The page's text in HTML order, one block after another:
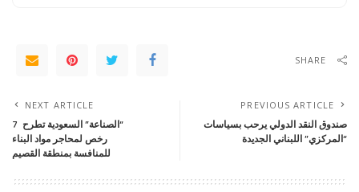
SHARE
PREVIOUS ARTICLE
صندوق النقد الدولي يرحب بسياسات
“المركزي” اللبناني الجديدة
NEXT ARTICLE
“الصناعة” السعودية تطرح 7
رخص لمحاجر مواد البناء
للمنافسة بمنطقة القصيم